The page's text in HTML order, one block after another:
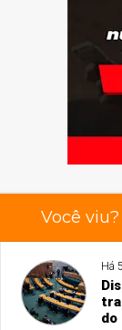
Você viu?
Há
do